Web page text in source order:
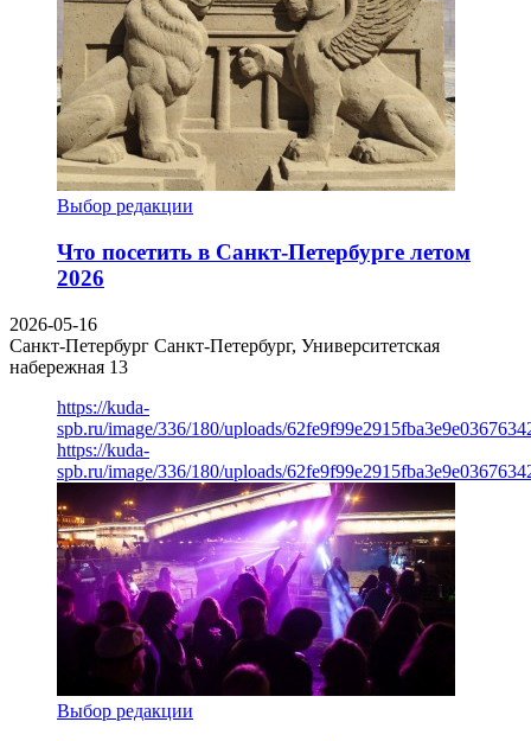
Выбор редакции
Что посетить в Санкт-Петербурге летом
2026
2026-05-16
Санкт-Петербург Санкт-Петербург, Университетская
набережная 13
https://kuda-
spb.ru/image/336/180/uploads/
https://kuda-
spb.ru/image/336/180/uploads/
Выбор редакции